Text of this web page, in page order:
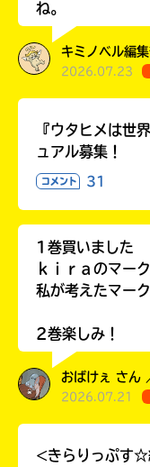
ね。
キミノベル編
2026.07.23
『ウタヒメは世
ュアル募集！
コメント 31
1巻買いました
ｋｉｒａのマー
私が考えたマー
2巻楽しみ！
おばけぇ さん
2026.07.21
<きらりっぷす☆